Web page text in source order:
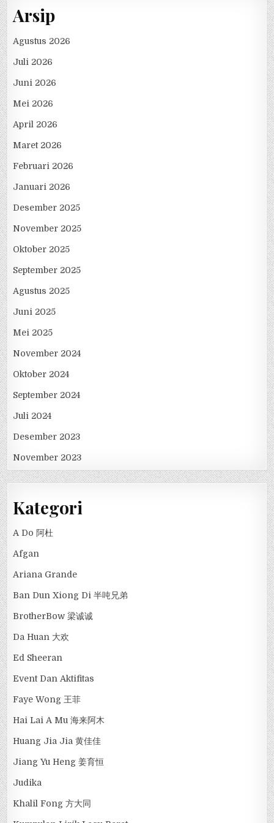
Arsip
Agustus 2026
Juli 2026
Juni 2026
Mei 2026
April 2026
Maret 2026
Februari 2026
Januari 2026
Desember 2025
November 2025
Oktober 2025
September 2025
Agustus 2025
Juni 2025
Mei 2025
November 2024
Oktober 2024
September 2024
Juli 2024
Desember 2023
November 2023
Kategori
A Do 阿杜
Afgan
Ariana Grande
Ban Dun Xiong Di 半吨兄弟
BrotherBow 梁诚诚
Da Huan 大欢
Ed Sheeran
Event Dan Aktifitas
Faye Wong 王菲
Hai Lai A Mu 海来阿木
Huang Jia Jia 黄佳佳
Jiang Yu Heng 姜育恒
Judika
Khalil Fong 方大同